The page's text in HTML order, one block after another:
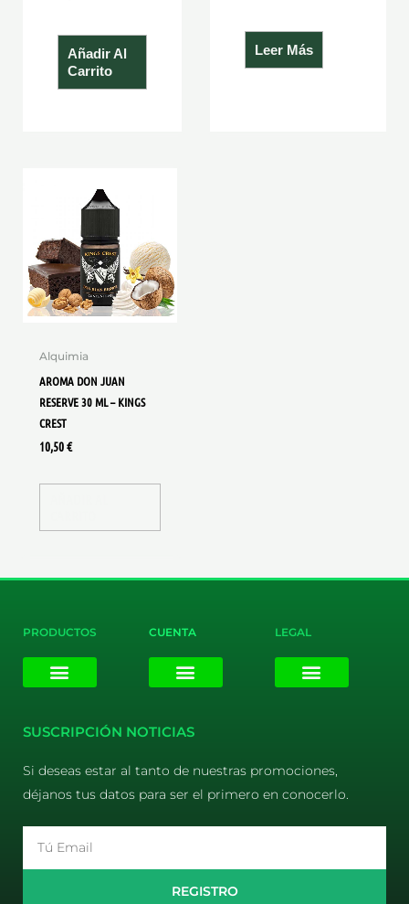
Añadir Al
Carrito
Leer Más
Alquimia
AROMA DON JUAN
RESERVE 30 ML – KINGS
CREST
10,50€
PRODUCTOS CUENTA LEGAL
SUSCRIPCIÓN NOTICIAS
Si deseas estar al tanto de nuestras promociones,
déjanos tus datos para ser el primero en conocerlo.
REGISTRO